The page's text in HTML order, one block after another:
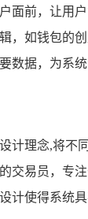
面前，让用
，如钱包的
数据，为系
计理念,将不
交易员，专
计使得系统